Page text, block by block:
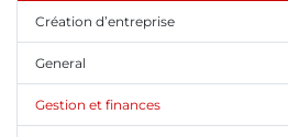
Création d’entreprise
General
Gestion et finances